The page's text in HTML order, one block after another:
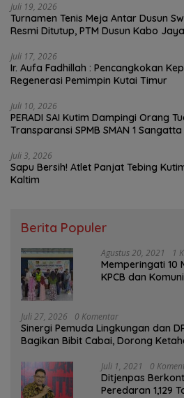
Juli 19, 2026
Turnamen Tenis Meja Antar Dusun
Resmi Ditutup, PTM Dusun Kabo
Juli 17, 2026
Ir. Aufa Fadhillah : Pencangkokan
Regenerasi Pemimpin Kutai Timur
Juli 10, 2026
PERADI SAI Kutim Dampingi Orang
Transparansi SPMB SMAN 1 Sangatta
Juli 3, 2026
Sapu Bersih! Atlet Panjat Tebing
Kaltim
Berita Populer
Agustus 20, 2021 1
Memperingati 10
KPCB dan
Juli 27, 2026 0 Komentar
Sinergi Pemuda Lingkungan dan
Bagikan Bibit Cabai, Dorong
Juli 1, 2021 0
Ditjenpas
Peredaran 1,129